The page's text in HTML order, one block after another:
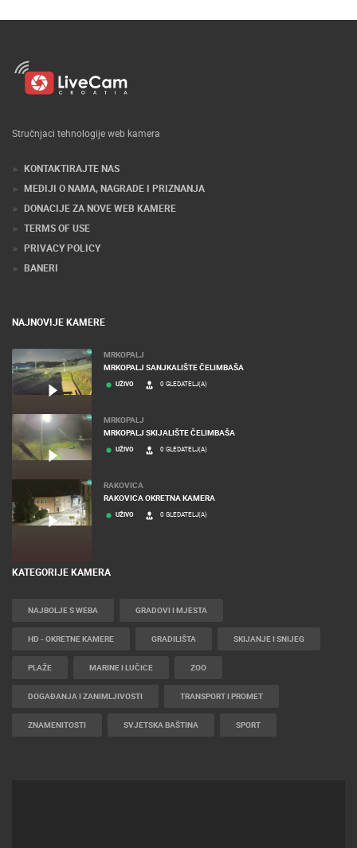
Stručnjaci tehnologije web kamera
KONTAKTIRAJTE NAS
MEDIJI O NAMA, NAGRADE I PRIZNANJA
DONACIJE ZA NOVE WEB KAMERE
TERMS OF USE
PRIVACY POLICY
BANERI
NAJNOVIJE KAMERE
MRKOPALJ
MRKOPALJ SANJKALIŠTE ČELIMBAŠA
UŽIVO 0 GLEDATELJ(A)
MRKOPALJ
MRKOPALJ SKIJALIŠTE ČELIMBAŠA
UŽIVO 0 GLEDATELJ(A)
RAKOVICA
RAKOVICA OKRETNA KAMERA
UŽIVO 0 GLEDATELJ(A)
KATEGORIJE KAMERA
NAJBOLJE S WEBA GRADOVI I MJESTA
HD - OKRETNE KAMERE GRADILIŠTA SKIJANJE I SNIJEG
PLAŽE MARINE I LUČICE ZOO
DOGAĐANJA I ZANIMLJIVOSTI TRANSPORT I PROMET
ZNAMENITOSTI SVJETSKA BAŠTINA SPORT